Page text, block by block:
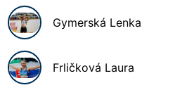
Gymerská Lenka
Frličková Laura